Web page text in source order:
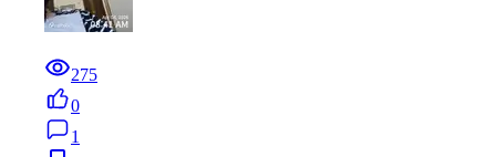
275
0
1